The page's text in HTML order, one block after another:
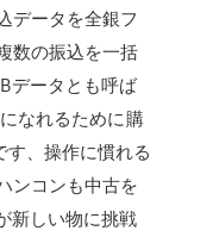
データを全銀フ
数の振込を一括
データとも呼ば
なれるために購
、操作に慣れる
ンコンも中古を
新しい物に挑戦